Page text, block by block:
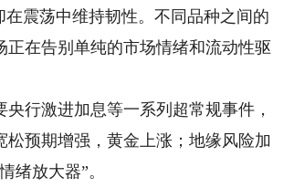
震荡中维持韧性。不同品种之间的
在告别单纯的市场情绪和流动性驱
行激进加息等一系列超常规事件，
预期增强，黄金上涨；地缘风险加
绪放大器”。